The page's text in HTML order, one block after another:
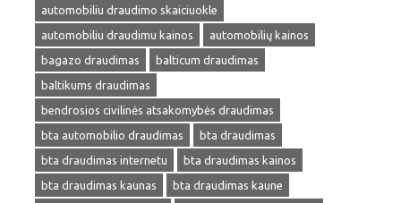
automobiliu draudimo skaiciuokle
automobiliu draudimu kainos
automobilių kainos
bagazo draudimas
balticum draudimas
baltikums draudimas
bendrosios civilinės atsakomybės draudimas
bta automobilio draudimas
bta draudimas
bta draudimas internetu
bta draudimas kainos
bta draudimas kaunas
bta draudimas kaune